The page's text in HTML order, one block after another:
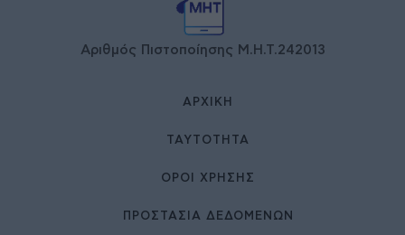
Αριθμός Πιστοποίησης Μ.Η.Τ.242013
ΑΡΧΙΚΉ
ΤΑΥΤΌΤΗΤΑ
ΌΡΟΙ ΧΡΉΣΗΣ
ΠΡΟΣΤΑΣΙΑ ΔΕΔΟΜΕΝΩΝ